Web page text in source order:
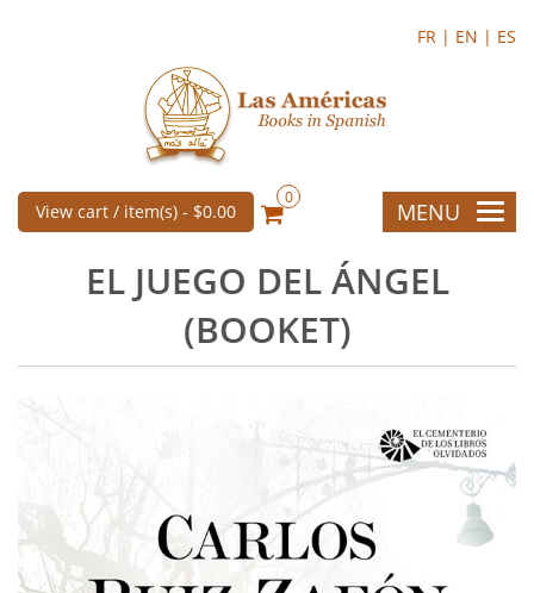
FR | EN | ES
View cart / item(s) - $0.00
0
MENU
EL JUEGO DEL ÁNGEL
(BOOKET)